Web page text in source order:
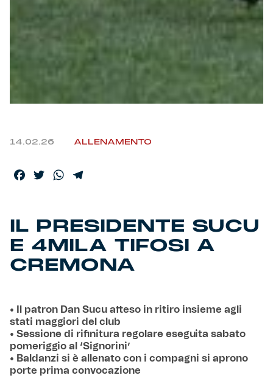
14.02.26 ALLENAMENTO
Facebook
TwitterWhatsApp
IL PRESIDENTE SUCU
E 4MILA TIFOSI A
CREMONA
• Il patron Dan Sucu atteso in ritiro insieme agli
stati maggiori del club
• Sessione di rifinitura regolare eseguita sabato
pomeriggio al ‘Signorini’
• Baldanzi si è allenato con i compagni si aprono
porte prima convocazione